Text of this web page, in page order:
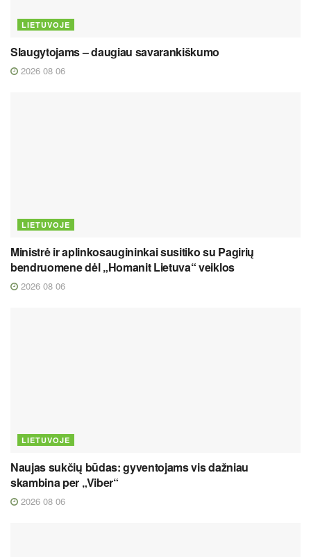
LIETUVOJE
Slaugytojams – daugiau savarankiškumo
2026 08 06
LIETUVOJE
Ministrė ir aplinkosaugininkai susitiko su Pagirių
bendruomene dėl „Homanit Lietuva“ veiklos
2026 08 06
LIETUVOJE
Naujas sukčių būdas: gyventojams vis dažniau
skambina per „Viber“
2026 08 06